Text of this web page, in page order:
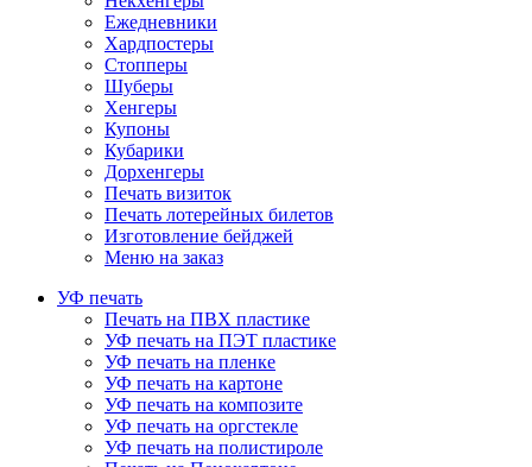
Ежедневники
Хардпостеры
Стопперы
Шуберы
Хенгеры
Купоны
Кубарики
Дорхенгеры
Печать визиток
Печать лотерейных билетов
Изготовление бейджей
Меню на заказ
УФ печать
Печать на ПВХ пластике
УФ печать на ПЭТ пластике
УФ печать на пленке
УФ печать на картоне
УФ печать на композите
УФ печать на оргстекле
УФ печать на полистироле